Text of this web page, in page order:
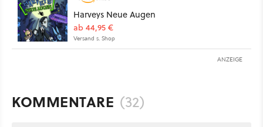
Harveys Neue Augen
ab 44,95 €
Versand s. Shop
ANZEIGE
KOMMENTARE (32)